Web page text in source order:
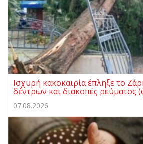
Ισχυρή κακοκαιρία έπληξε το
δέντρων και διακοπές ρεύματος
07.08.2026